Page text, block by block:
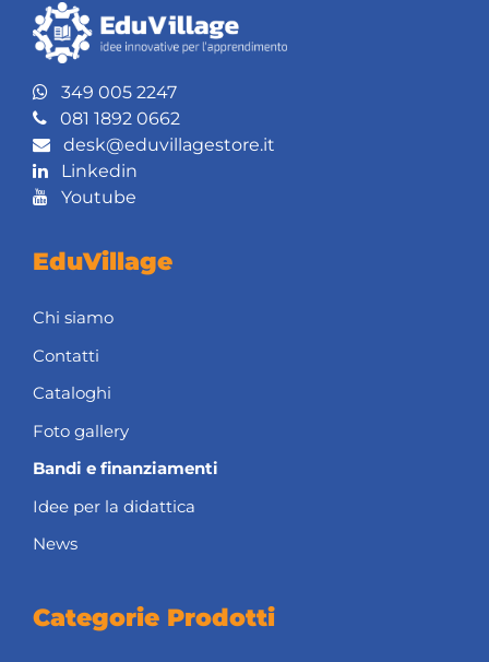
349 005 2247
081 1892 0662
desk@eduvillagestore.it
Linkedin
Youtube
EduVillage
Chi siamo
Contatti
Cataloghi
Foto gallery
Bandi e finanziamenti
Idee per la didattica
News
Categorie Prodotti